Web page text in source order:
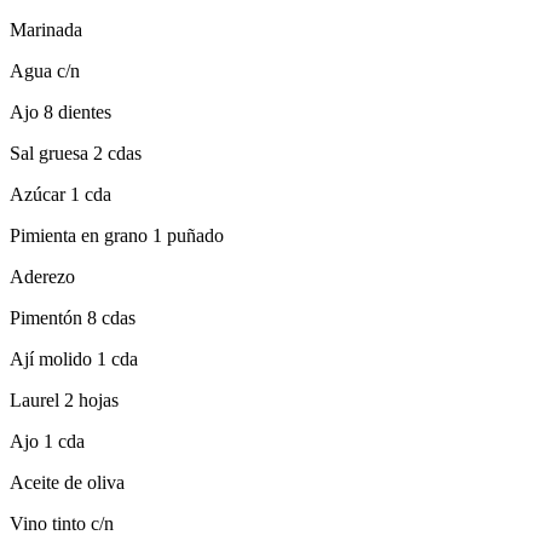
Marinada
Agua c/n
Ajo 8 dientes
Sal gruesa 2 cdas
Azúcar 1 cda
Pimienta en grano 1 puñado
Aderezo
Pimentón 8 cdas
Ají molido 1 cda
Laurel 2 hojas
Ajo 1 cda
Aceite de oliva
Vino tinto c/n